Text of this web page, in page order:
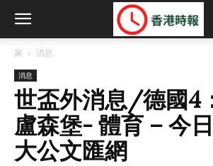
家 消息
消息
世盃外消息/德國4
盧森堡- 體育 – 今
大公文匯網